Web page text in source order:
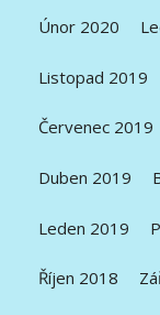
Únor 2020
Listopad 2019
Červenec 2019
Duben 2019
Leden 2019
Říjen 2018